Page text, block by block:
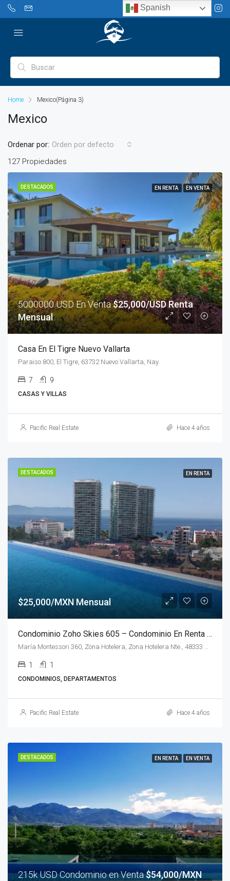
Home Mexico(Página 3)
Mexico
127 Propiedades
Ordenar por: Orden por defecto
DESTACADOS EN RENTA EN VENTA
5000000 USD En Venta$25,000/USD Renta
Mensual
Casa En El Tigre Nuevo Vallarta
Paraiso 800, El Tigre, 63732 Nuevo Vallarta, Nay.
7 9
CASAS Y VILLAS
Pacific Real Estate Hace 4 años
DESTACADOS EN RENTA
$25,000/MXN Mensual
Condominio Zoho Skies 605 – Condominio En Renta En Puerto Vallarta
María Montessori 360, Zona Hotelera, Zona Hotelera Nte., 48333 Puerto Vallarta, Jal.
1 1
CONDOMINIOS, DEPARTAMENTOS
Pacific Real Estate Hace 4 años
DESTACADOS EN RENTA EN VENTA
215k USD Condominio en Venta$54,000/MXN
Spanish